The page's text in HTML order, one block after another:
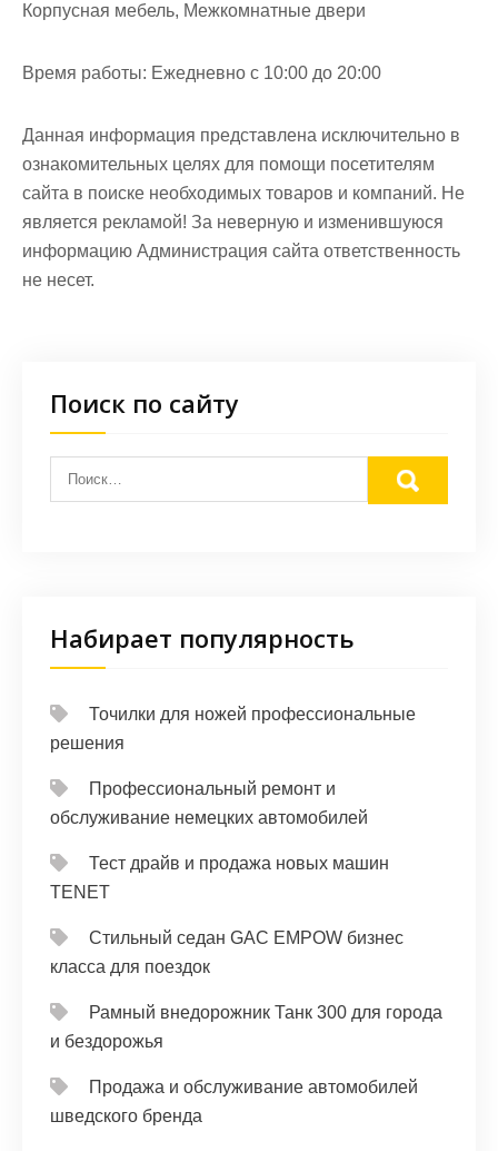
Корпусная мебель, Межкомнатные двери
Время работы: Ежедневно с 10:00 до 20:00
Данная информация представлена исключительно в
ознакомительных целях для помощи посетителям
сайта в поиске необходимых товаров и компаний. Не
является рекламой! За неверную и изменившуюся
информацию Администрация сайта ответственность
не несет.
Поиск по сайту
Набирает популярность
Точилки для ножей профессиональные
решения
Профессиональный ремонт и
обслуживание немецких автомобилей
Тест драйв и продажа новых машин
TENET
Стильный седан GAC EMPOW бизнес
класса для поездок
Рамный внедорожник Танк 300 для города
и бездорожья
Продажа и обслуживание автомобилей
шведского бренда